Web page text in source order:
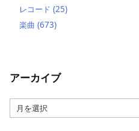
レコード (25)
楽曲 (673)
アーカイブ
ー